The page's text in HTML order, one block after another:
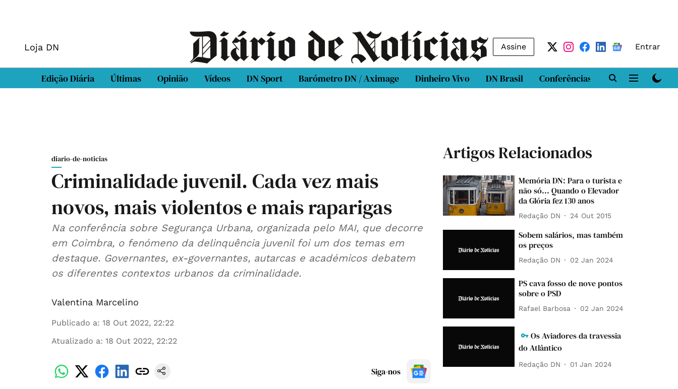
Loja DN Assine Entrar
Edição Diária Últimas Opinião Vídeos DN Sport Barómetro DN / Aximage Dinheiro Vivo DN Brasil Conferências DN LAB
diario-de-noticias
Criminalidade juvenil. Cada vez mais
novos, mais violentos e mais raparigas
Na conferência sobre Segurança Urbana, organizada pelo MAI, que decorre
em Coimbra, o fenómeno da delinquência juvenil foi um dos temas em
destaque. Governantes, ex-governantes, autarcas e académicos debatem
os diferentes contextos urbanos da criminalidade.
Valentina Marcelino
Publicado a: 18 Out 2022, 22:22
Atualizado a: 18 Out 2022, 22:22
Siga-nos
Artigos Relacionados
Memória DN: Para o turista e
não só... Quando o Elevador
da Glória fez 130 anos
Redação DN 24 Out 2015
Sobem salários, mas também
os preços
Redação DN 02 Jan 2024
PS cava fosso de nove pontos
sobre o PSD
Rafael Barbosa 02 Jan 2024
Os Aviadores da travessia
do Atlântico
Redação DN 01 Jan 2024